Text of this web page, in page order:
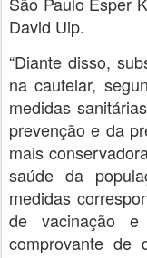
David Uip.
“Diante disso,
na cautelar,
medidas
prevenção e da
mais
saúde da
medidas
de vacinação
comprovante de